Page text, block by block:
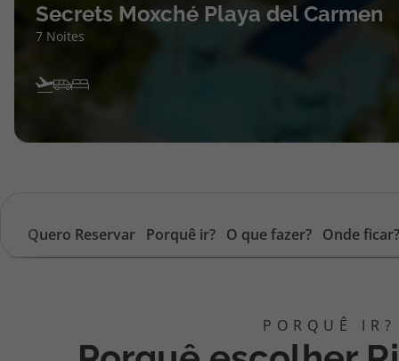
Secrets Moxché Playa del Carmen
7 Noites
Quero Reservar Porquê ir? O que fazer? Onde ficar?